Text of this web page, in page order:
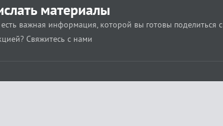
материалы
важная информация, которой вы готовы поделиться с
Свяжитесь с нами